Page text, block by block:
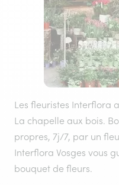
Les fleuristes Interflora
La chapelle aux bois.
propres, 7j/7, par un
Interflora Vosges vous
bouquet de fleurs.